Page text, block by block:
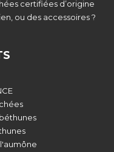
certifiées d’origine
ou des accessoires ?